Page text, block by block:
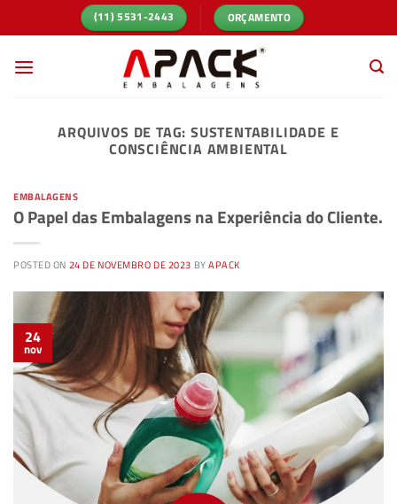
to
(11) 5531-2443 ORÇAMENTO
ARQUIVOS DE TAG:SUSTENTABILIDADE E
CONSCIÊNCIA AMBIENTAL
EMBALAGENS
O Papel das Embalagens na Experiência do Cliente.
POSTED ON 24 DE NOVEMBRO DE 2023 BYAPACK
24
nov